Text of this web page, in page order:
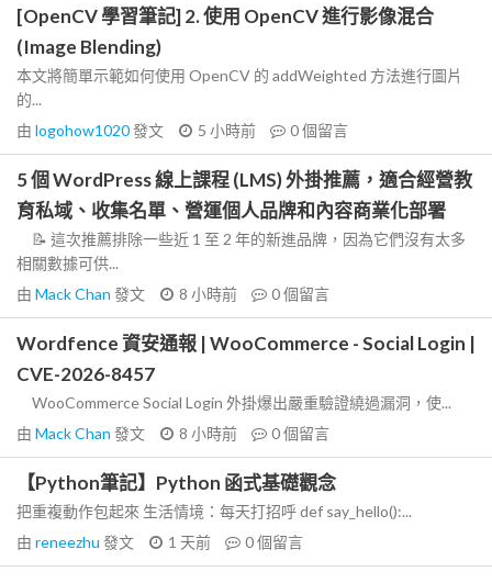
[OpenCV 學習筆記] 2. 使用 OpenCV 進行影像混合
(Image Blending)
本文將簡單示範如何使用 OpenCV 的 addWeighted 方法進行圖片
的...
由 logohow1020發文 5 小時前 0個留言
5 個 WordPress 線上課程 (LMS) 外掛推薦，適合經營教
育私域、收集名單、營運個人品牌和內容商業化部署
📝 這次推薦排除一些近 1 至 2 年的新進品牌，因為它們沒有太多
相關數據可供...
由 Mack Chan 發文 8 小時前 0個留言
Wordfence 資安通報 | WooCommerce - Social Login |
CVE-2026-8457
WooCommerce Social Login 外掛爆出嚴重驗證繞過漏洞，使...
由 Mack Chan 發文 8 小時前 0個留言
【Python筆記】Python 函式基礎觀念
把重複動作包起來 生活情境：每天打招呼 def say_hello():...
由 reneezhu 發文 1 天前 0個留言